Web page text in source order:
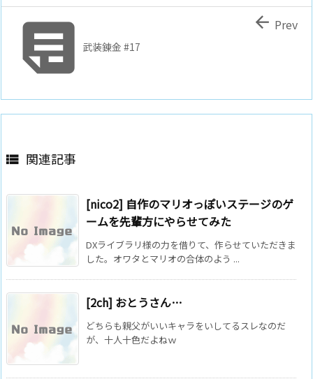
武装錬金 #17
 Prev
 関連記事
[nico2] 自作のマリオっぽいステージのゲ
ームを先輩方にやらせてみた
DXライブラリ様の力を借りて、作らせていただきま
した。オワタとマリオの合体のよう ...
[2ch] おとうさん…
どちらも親父がいいキャラをいしてるスレなのだ
が、十人十色だよねｗ